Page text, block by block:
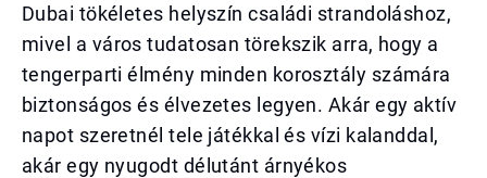
Dubai tökéletes helyszín családi strandoláshoz,
mivel a város tudatosan törekszik arra, hogy a
tengerparti élmény minden korosztály számára
biztonságos és élvezetes legyen. Akár egy aktív
napot szeretnél tele játékkal és vízi kalanddal,
akár egy nyugodt délutánt árnyékos